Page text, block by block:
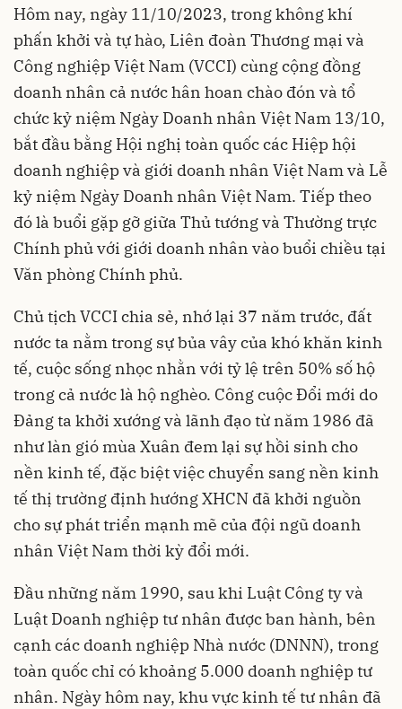
Hôm nay, ngày 11/10/2023, trong không khí
phấn khởi và tự hào, Liên đoàn Thương mại và
Công nghiệp Việt Nam (VCCI) cùng cộng đồng
doanh nhân cả nước hân hoan chào đón và tổ
chức kỷ niệm Ngày Doanh nhân Việt Nam 13/10,
bắt đầu bằng Hội nghị toàn quốc các Hiệp hội
doanh nghiệp và giới doanh nhân Việt Nam và Lễ
kỷ niệm Ngày Doanh nhân Việt Nam. Tiếp theo
đó là buổi gặp gỡ giữa Thủ tướng và Thường trực
Chính phủ với giới doanh nhân vào buổi chiều tại
Văn phòng Chính phủ.
Chủ tịch VCCI chia sẻ, nhớ lại 37 năm trước, đất
nước ta nằm trong sự bủa vây của khó khăn kinh
tế, cuộc sống nhọc nhằn với tỷ lệ trên 50% số hộ
trong cả nước là hộ nghèo. Công cuộc Đổi mới do
Đảng ta khởi xướng và lãnh đạo từ năm 1986 đã
như làn gió mùa Xuân đem lại sự hồi sinh cho
nền kinh tế, đặc biệt việc chuyển sang nền kinh
tế thị trường định hướng XHCN đã khởi nguồn
cho sự phát triển mạnh mẽ của đội ngũ doanh
nhân Việt Nam thời kỳ đổi mới.
Đầu những năm 1990, sau khi Luật Công ty và
Luật Doanh nghiệp tư nhân được ban hành, bên
cạnh các doanh nghiệp Nhà nước (DNNN), trong
toàn quốc chỉ có khoảng 5.000 doanh nghiệp tư
nhân. Ngày hôm nay, khu vực kinh tế tư nhân đã